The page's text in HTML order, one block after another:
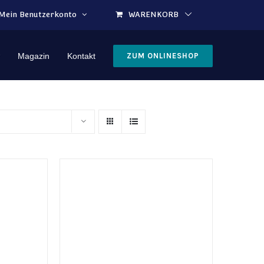
Benutzerkonto
WARENKORB
Magazin Kontakt ZUM ONLINESHOP